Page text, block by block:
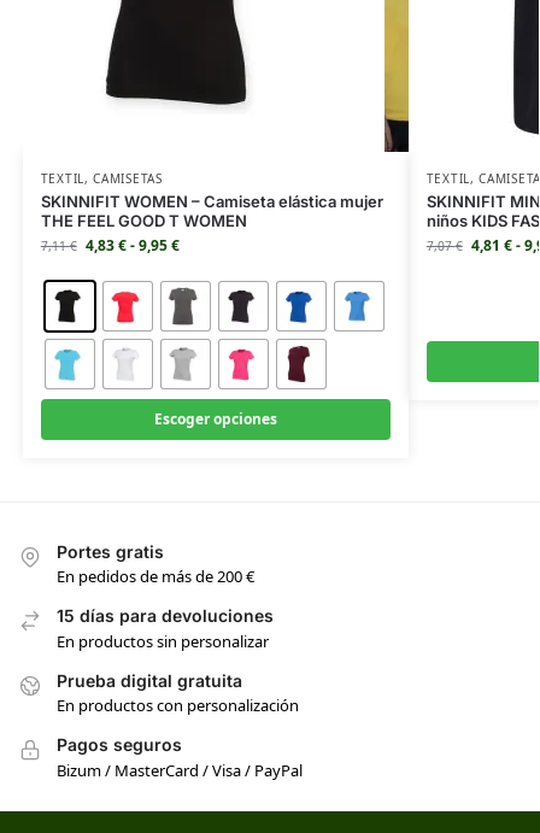
TEXTIL,CAMISETAS
SKINNIFIT WOMEN – Camiseta elástica mujer
THE FEEL GOOD T WOMEN
7,11€ 4,83€-9,95€
Escoger opciones
TEXTIL,
SKINNIFIT
niños KIDS
7,07€ 4,81 €-
Portes gratis
En pedidos de más de 200 €
15 días para devoluciones
En productos sin personalizar
Prueba digital gratuita
En productos con personalización
Pagos seguros
Bizum / MasterCard / Visa / PayPal